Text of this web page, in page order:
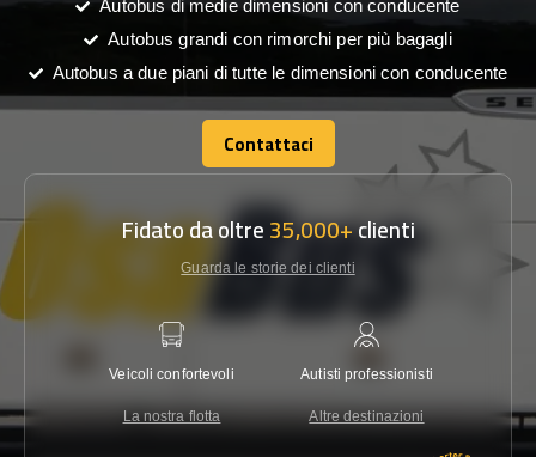
Autobus di medie dimensioni con conducente
Autobus grandi con rimorchi per più bagagli
Autobus a due piani di tutte le dimensioni con conducente
Contattaci
Contattaci
Fidato da oltre35,000+clienti
Guarda le storie dei clienti
Veicoli confortevoli
La nostra flotta
Autisti professionisti
Altre destinazioni